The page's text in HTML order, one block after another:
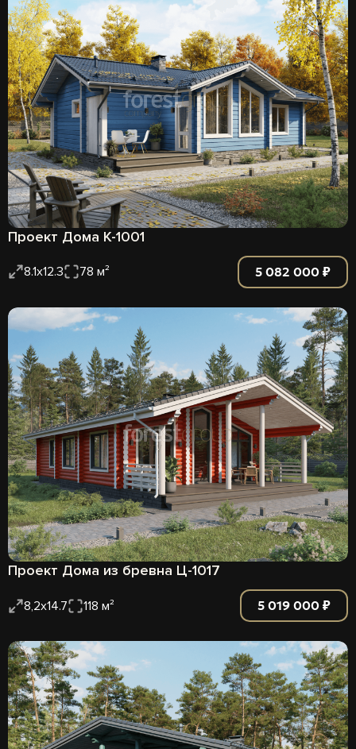
Проект Дома К-1001
8.1х12.3 78 м² 5 082 000 ₽
Проект Дома из бревна Ц-1017
8,2х14.7 118 м² 5 019 000 ₽